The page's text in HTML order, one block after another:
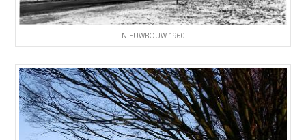
NIEUWBOUW 1960